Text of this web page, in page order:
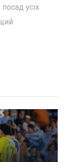
усіх